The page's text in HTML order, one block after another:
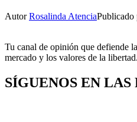
AutorRosalinda AtenciaPublicado
Tu canal de opinión que defiende
mercado y los valores de la libertad.
SÍGUENOS EN LAS